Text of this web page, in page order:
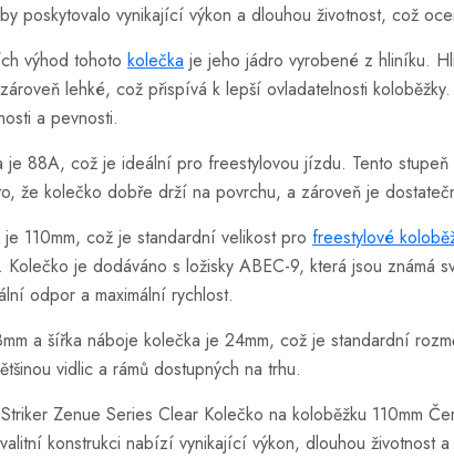
poskytovalo vynikající výkon a dlouhou životnost, což
výhod tohoto kolečka je jeho jádro vyrobené z hliníku.
lehké, což přispívá k lepší ovladatelnosti
a pevnosti.
je 88A, což je ideální pro freestylovou jízdu. Tento
že kolečko dobře drží na povrchu, a zároveň je
je 110mm, což je standardní velikost pro freestylové
Kolečko je dodáváno s ložisky ABEC-9, která jsou známá
odpor a maximální rychlost.
a šířka náboje kolečka je 24mm, což je standardní
vidlic a rámů dostupných na trhu.
Zenue Series Clear Kolečko na koloběžku 110mm
konstrukci nabízí vynikající výkon, dlouhou